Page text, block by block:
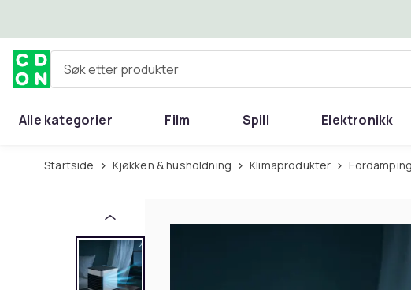
Søk etter produkter
Alle kategorier Film Spill Elektronikk
Startside Kjøkken & husholdning Klimaprodukter